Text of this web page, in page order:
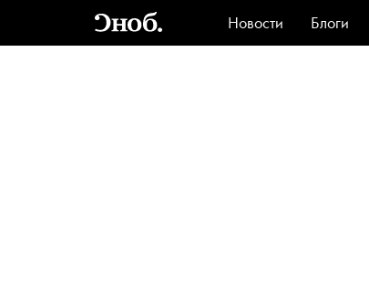
Новости Блоги
Стиль